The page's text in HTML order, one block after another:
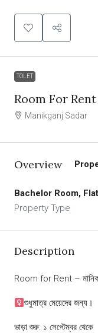
TOLET
Room For
Manikganj Sadar
Overview
Bachelor Room,
Property Type
Description
Room for Rent –
শুধুমাত্র মেয়েদের জন্য।
ভাড়া শুরু: ১ সেপ্টেম্বর থেকে